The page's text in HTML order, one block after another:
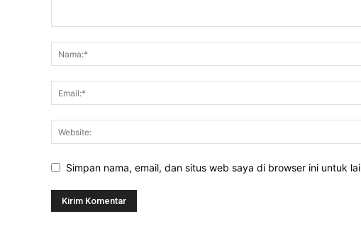
Simpan nama, email, dan situs web saya di browser ini untuk